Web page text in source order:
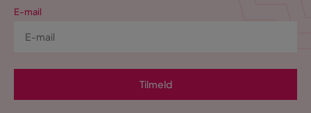
2 år siden
Meget flot og som forventet. Det eneste er, at der er en lille
E-mail
Tilmeld